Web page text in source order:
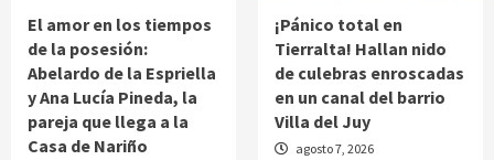
El amor en los tiempos
de la posesión:
Abelardo de la Espriella
y Ana Lucía Pineda, la
pareja que llega a la
Casa de Nariño
¡Pánico total en
Tierralta! Hallan nido
de culebras enroscadas
en un canal del barrio
Villa del Juy
agosto 7, 2026